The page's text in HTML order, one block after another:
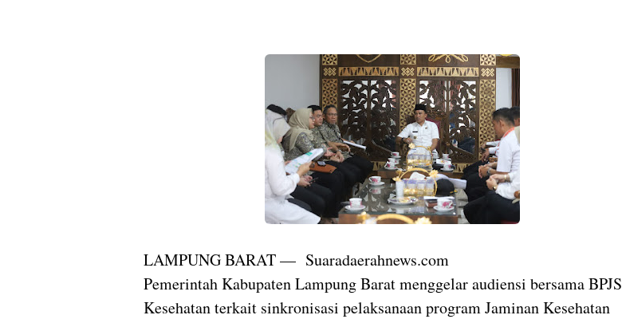
LAMPUNG BARAT — Suaradaerahnews.com
Pemerintah Kabupaten Lampung Barat menggelar audiensi bersama BPJS
Kesehatan terkait sinkronisasi pelaksanaan program Jaminan Kesehatan